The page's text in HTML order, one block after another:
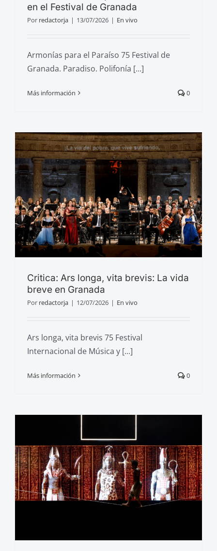
en el Festival de Granada
Por redactorja | 13/07/2026 | En vivo
Armonías para el Paraíso 75 Festival de
Granada. Paradiso. Polifonía [...]
Más información 0
Critica: Ars longa, vita brevis: La vida
breve en Granada
Por redactorja | 12/07/2026 | En vivo
Ars longa, vita brevis 75 Festival
Internacional de Música y [...]
Más información 0